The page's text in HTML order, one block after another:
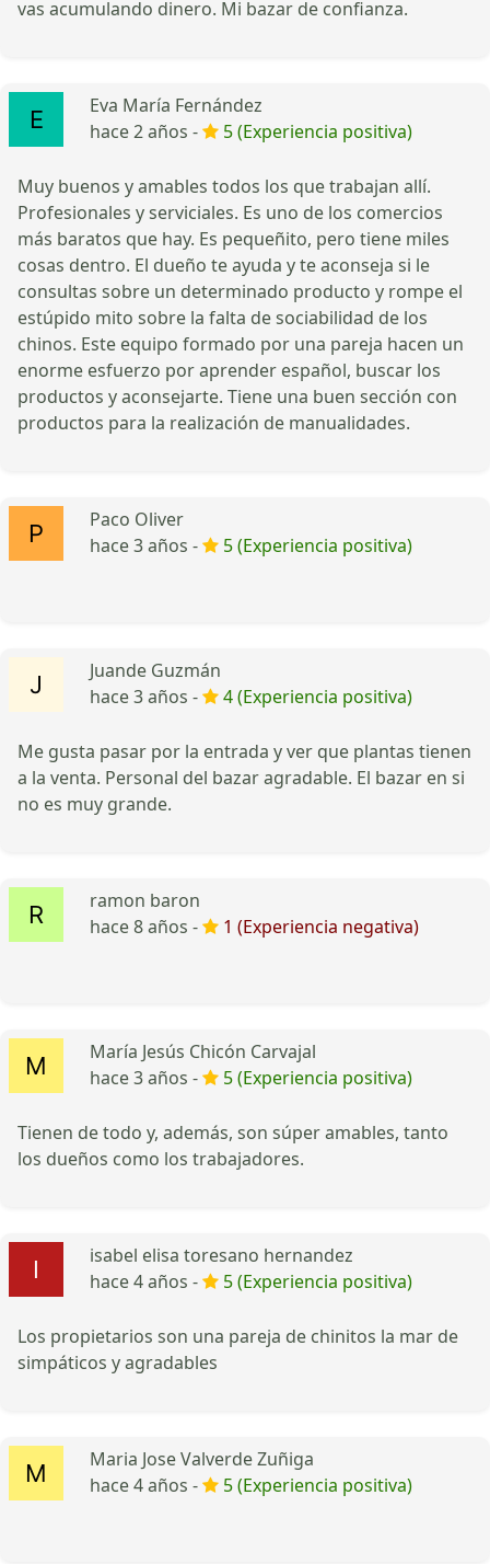
vas acumulando dinero. Mi bazar de confianza.
Eva María Fernández
hace 2 años -
5 (Experiencia positiva)
Muy buenos y amables todos los que trabajan allí.
Profesionales y serviciales. Es uno de los comercios
más baratos que hay. Es pequeñito, pero tiene miles
cosas dentro. El dueño te ayuda y te aconseja si le
consultas sobre un determinado producto y rompe el
estúpido mito sobre la falta de sociabilidad de los
chinos. Este equipo formado por una pareja hacen un
enorme esfuerzo por aprender español, buscar los
productos y aconsejarte. Tiene una buen sección con
productos para la realización de manualidades.
Paco Oliver
hace 3 años -
5 (Experiencia positiva)
Juande Guzmán
hace 3 años -
4 (Experiencia positiva)
Me gusta pasar por la entrada y ver que plantas tienen
a la venta. Personal del bazar agradable. El bazar en si
no es muy grande.
ramon baron
hace 8 años -
1 (Experiencia negativa)
María Jesús Chicón Carvajal
hace 3 años -
5 (Experiencia positiva)
Tienen de todo y, además, son súper amables, tanto
los dueños como los trabajadores.
isabel elisa toresano hernandez
hace 4 años -
5 (Experiencia positiva)
Los propietarios son una pareja de chinitos la mar de
simpáticos y agradables
Maria Jose Valverde Zuñiga
hace 4 años -
5 (Experiencia positiva)